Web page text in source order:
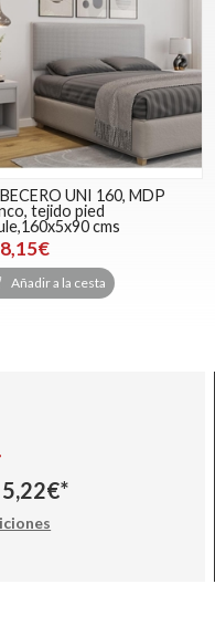
UNI 160, MDP
tejido pied
cms
Añadir a la cesta
5,22€*